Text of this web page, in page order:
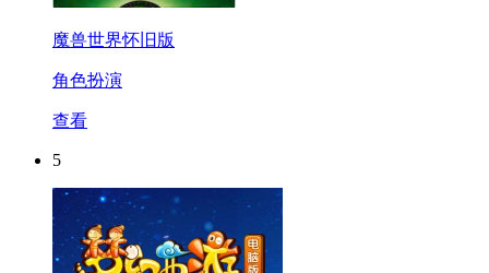
魔兽世界怀旧版
角色扮演
查看
5